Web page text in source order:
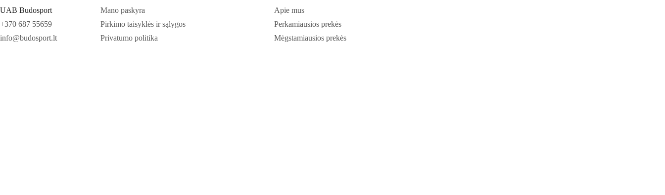
UAB Budosport
+370 687 55659
info@budosport.lt
Mano paskyra
Pirkimo taisyklės ir sąlygos
Privatumo politika
Apie mus
Perkamiausios prekės
Mėgstamiausios prekės